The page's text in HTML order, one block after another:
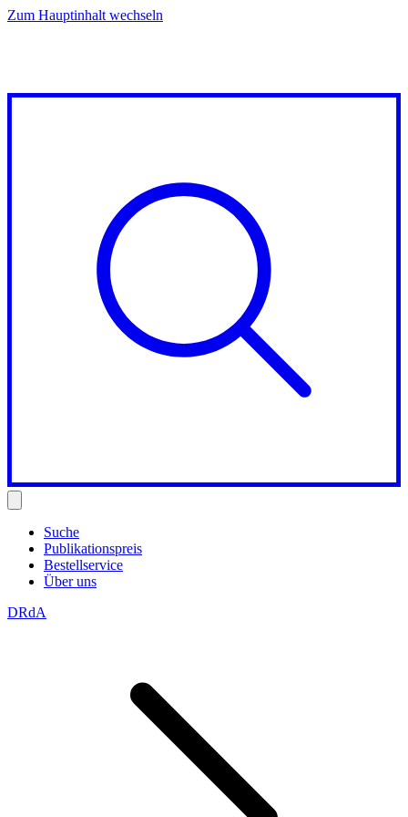
Zum Hauptinhalt wechseln
Suche
Publikationspreis
Bestellservice
Über uns
DRdA